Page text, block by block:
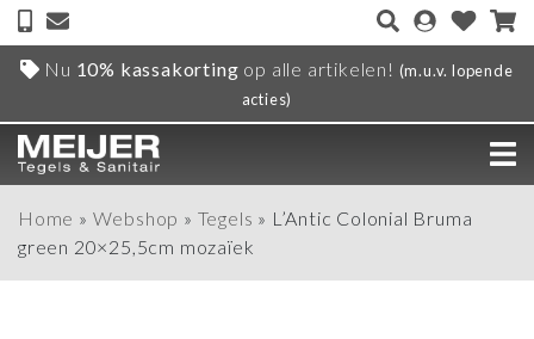
Nu 10% kassakorting op alle artikelen! (m.u.v. lopende
acties)
Home » Webshop » Tegels » L’Antic Colonial Bruma
green 20×25,5cm mozaïek